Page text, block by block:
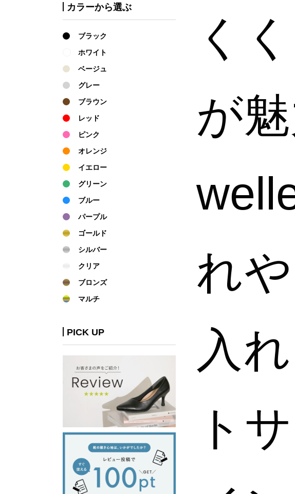
カラーから選ぶ
ブラック
ホワイト
ベージュ
グレー
ブラウン
レッド
ピンク
オレンジ
イエロー
グリーン
ブルー
パープル
ゴールド
シルバー
クリア
ブロンズ
マルチ
PICK UP
く
が魅
れ
入
ト